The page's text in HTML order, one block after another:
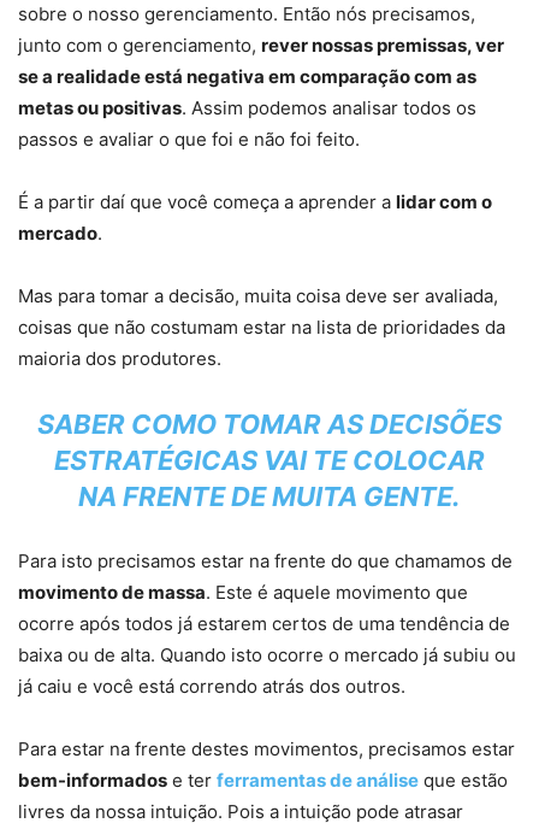
sobre o nosso gerenciamento. Então nós precisamos,
junto com o gerenciamento, rever nossas premissas, ver
se a realidade está negativa em comparação com as
metas ou positivas. Assim podemos analisar todos os
passos e avaliar o que foi e não foi feito.
É a partir daí que você começa a aprender a lidar com o
mercado.
Mas para tomar a decisão, muita coisa deve ser avaliada,
coisas que não costumam estar na lista de prioridades da
maioria dos produtores.
SABER COMO TOMAR AS DECISÕES
ESTRATÉGICAS VAI TE COLOCAR
NA FRENTE DE MUITA GENTE.
Para isto precisamos estar na frente do que chamamos de
movimento de massa. Este é aquele movimento que
ocorre após todos já estarem certos de uma tendência de
baixa ou de alta. Quando isto ocorre o mercado já subiu ou
já caiu e você está correndo atrás dos outros.
Para estar na frente destes movimentos, precisamos estar
bem-informados e ter ferramentas de análise que estão
livres da nossa intuição. Pois a intuição pode atrasar